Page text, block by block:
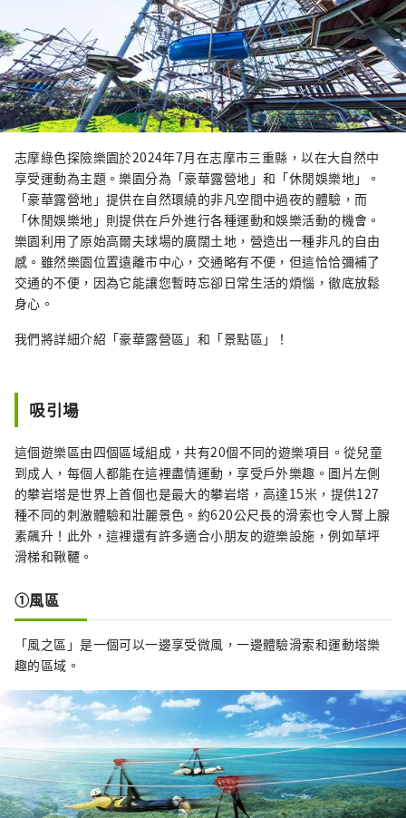
志摩綠色探險樂園於2024年7月在志摩市三重縣，以在大自然中
享受運動為主題。樂園分為「豪華露營地」和「休閒娛樂地」。
「豪華露營地」提供在自然環繞的非凡空間中過夜的體驗，而
「休閒娛樂地」則提供在戶外進行各種運動和娛樂活動的機會。
樂園利用了原始高爾夫球場的廣闊土地，營造出一種非凡的自由
感。雖然樂園位置遠離市中心，交通略有不便，但這恰恰彌補了
交通的不便，因為它能讓您暫時忘卻日常生活的煩惱，徹底放鬆
身心。
我們將詳細介紹「豪華露營區」和「景點區」！
吸引場
這個遊樂區由四個區域組成，共有20個不同的遊樂項目。從兒童
到成人，每個人都能在這裡盡情運動，享受戶外樂趣。圖片左側
的攀岩塔是世界上首個也是最大的攀岩塔，高達15米，提供127
種不同的刺激體驗和壯麗景色。約620公尺長的滑索也令人腎上腺
素飆升！此外，這裡還有許多適合小朋友的遊樂設施，例如草坪
滑梯和鞦韆。
①風區
「風之區」是一個可以一邊享受微風，一邊體驗滑索和運動塔樂
趣的區域。